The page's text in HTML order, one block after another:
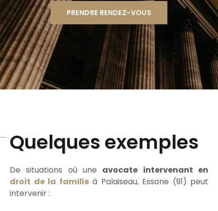
PRENDRE RENDEZ-VOUS
Quelques exemples
De situations où une avocate intervenant en
droit de la familleà Palaiseau, Essone (91) peut
intervenir :